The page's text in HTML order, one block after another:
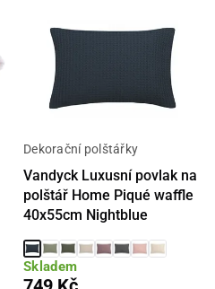
Dekorační polštářky
Vandyck Luxusní povlak na
polštář Home Piqué waffle
40x55cm Nightblue
Skladem